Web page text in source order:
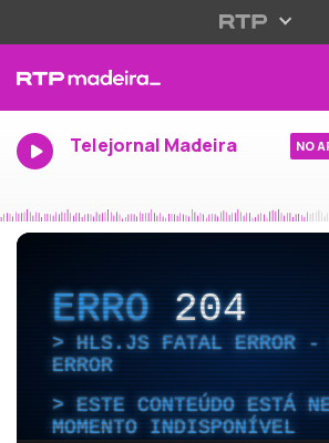
Telejornal Madeira NO
ERRO204
HLS.JS FATAL ERROR -
ERROR
ESTE CONTEÚDO ESTÁ
MOMENTO INDISPONÍVEL